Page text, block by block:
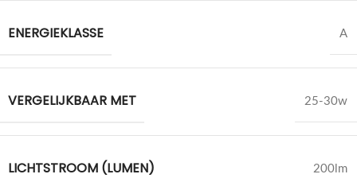
ENERGIEKLASSE A
VERGELIJKBAAR MET 25-30w
LICHTSTROOM (LUMEN) 200lm